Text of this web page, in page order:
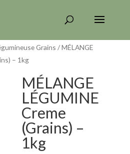
Grains / MÉLANGE
– 1kg
MÉLANGE
LÉGUMINE
Creme
(Grains) –
1kg